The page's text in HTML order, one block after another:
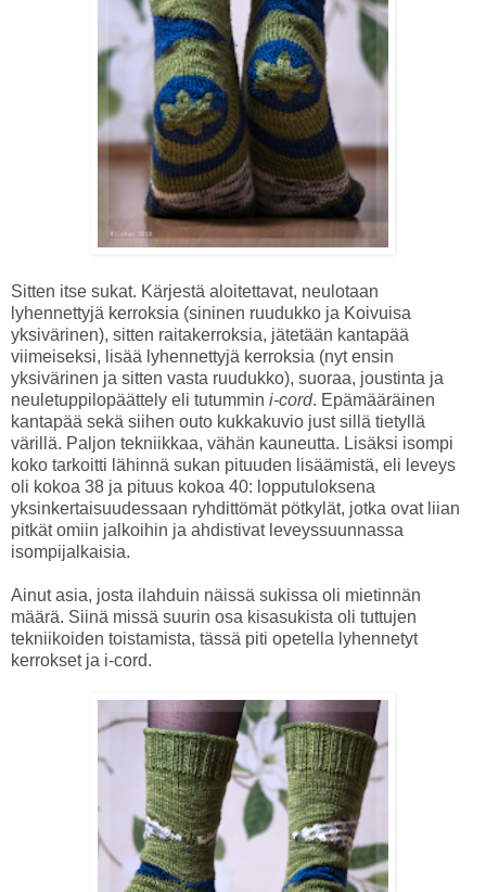
Sitten itse sukat. Kärjestä aloitettavat, neulotaan
lyhennettyjä kerroksia (sininen ruudukko ja Koivuisa
yksivärinen), sitten raitakerroksia, jätetään kantapää
viimeiseksi, lisää lyhennettyjä kerroksia (nyt ensin
yksivärinen ja sitten vasta ruudukko), suoraa, joustinta ja
neuletuppilopäättely eli tutummin i-cord. Epämääräinen
kantapää sekä siihen outo kukkakuvio just sillä tietyllä
värillä. Paljon tekniikkaa, vähän kauneutta. Lisäksi isompi
koko tarkoitti lähinnä sukan pituuden lisäämistä, eli leveys
oli kokoa 38 ja pituus kokoa 40: lopputuloksena
yksinkertaisuudessaan ryhdittömät pötkylät, jotka ovat liian
pitkät omiin jalkoihin ja ahdistivat leveyssuunnassa
isompijalkaisia.
Ainut asia, josta ilahduin näissä sukissa oli mietinnän
määrä. Siinä missä suurin osa kisasukista oli tuttujen
tekniikoiden toistamista, tässä piti opetella lyhennetyt
kerrokset ja i-cord.